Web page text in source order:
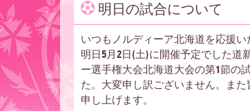
ル
デ
明日の試合について
いつもノルディーア北海道を応援い
明日5月2日(土)に開催予定でした道
ー選手権大会北海道大会の第1節の
た。大変申し訳ございません。ま
申し上げます。